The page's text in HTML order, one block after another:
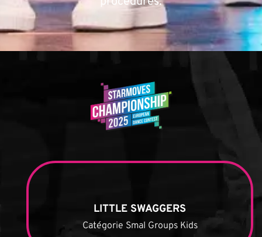
LITTLE SWAGGERS
Catégorie Smal Groups Kids